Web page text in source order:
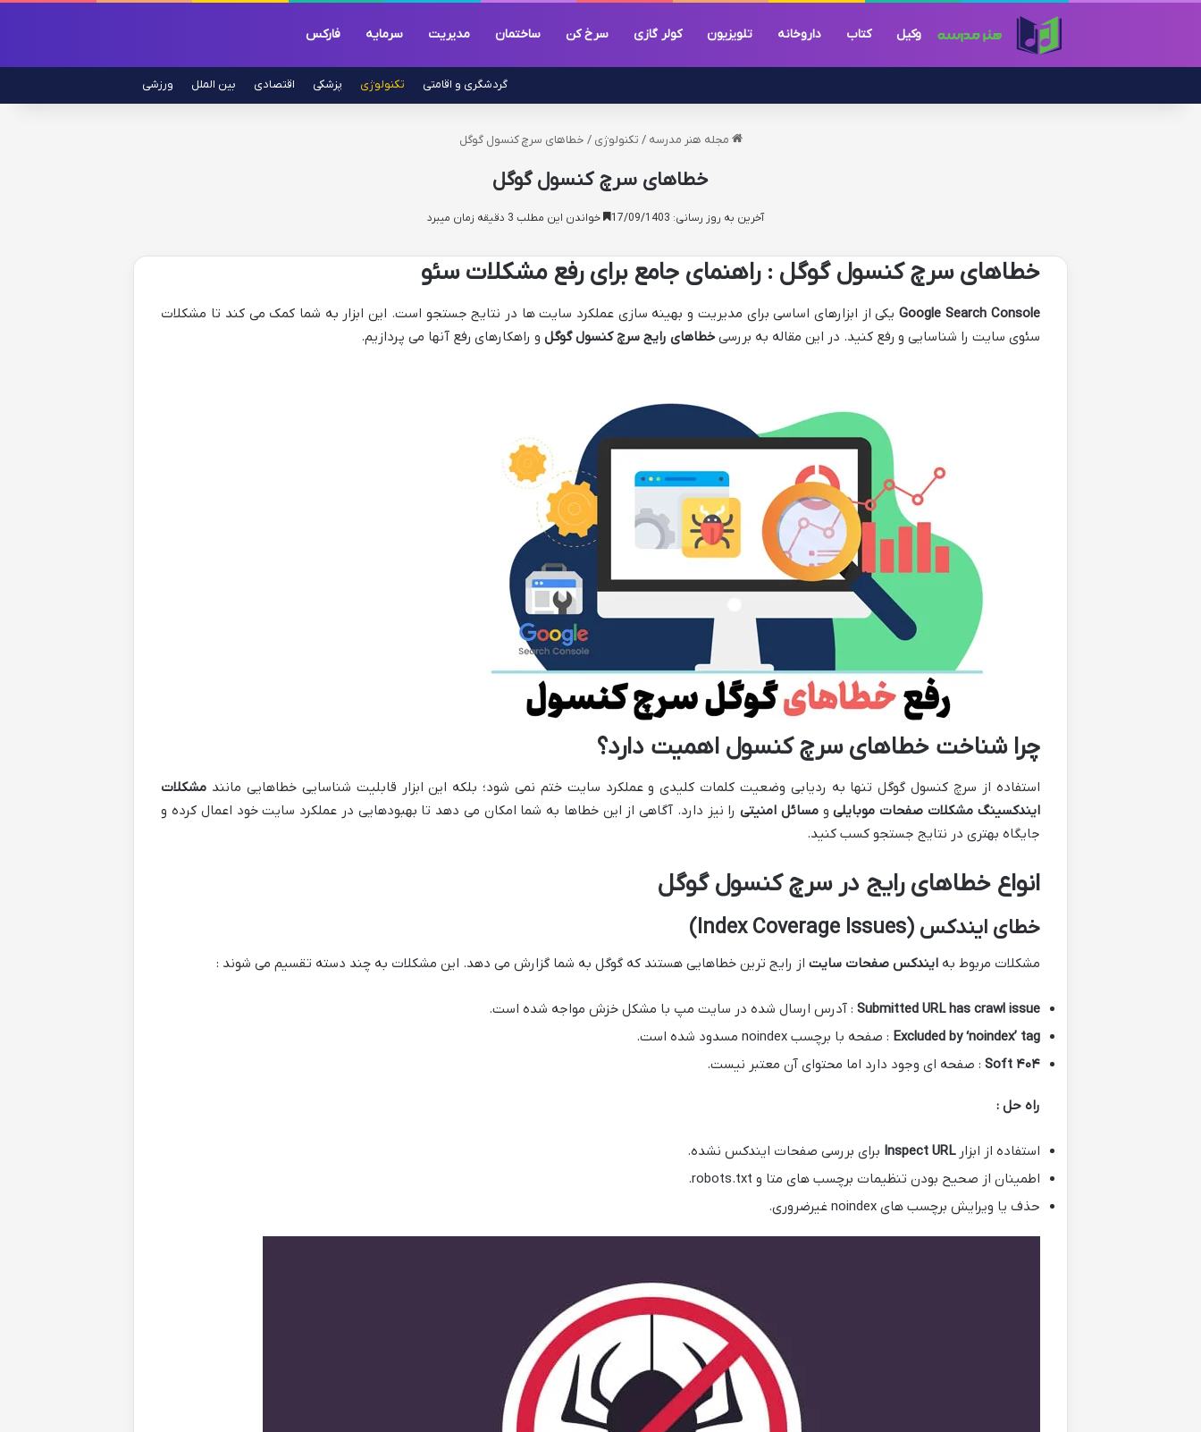
وکیل کتاب داروخانه تلویزیون کولر گازی سرخ کن ساختمان مدیریت سرمایه فارکس
گردشگری و اقامتی تکنولوژی پزشکی اقتصادی بین الملل ورزشی
مجله هنر مدرسه / تکنولوژی / خطاهای سرچ کنسول گوگل
خطاهای سرچ کنسول گوگل
آخرین به روز رسانی: 17/09/1403 خواندن این مطلب 3 دقیقه زمان میبرد
خطاهای سرچ کنسول گوگل : راهنمای جامع برای رفع مشکلات سئو
Google Search Consoleیکی از ابزارهای اساسی برای مدیریت و بهینه سازی عملکرد سایت ها در نتایج جستجو است. این ابزار به شما کمک می کند تا مشکلات
سئوی سایت را شناسایی و رفع کنید. در این مقاله به بررسیخطاهای رایج سرچ کنسول گوگل و راهکارهای رفع آنها می پردازیم.
چرا شناخت خطاهای سرچ کنسول اهمیت دارد؟
استفاده از سرچ کنسول گوگل تنها به ردیابی وضعیت کلمات کلیدی و عملکرد سایت ختم نمی شود؛ بلکه این ابزار قابلیت شناسایی خطاهایی مانند مشکلات
ایندکسینگ مشکلات صفحات موبایلیومسائل امنیتیرا نیز دارد. آگاهی از این خطاها به شما امکان می دهد تا بهبودهایی در عملکرد سایت خود اعمال کرده و
جایگاه بهتری در نتایج جستجو کسب کنید.
انواع خطاهای رایج در سرچ کنسول گوگل
خطای ایندکس (Index Coverage Issues)
مشکلات مربوط بهایندکس صفحات سایت از رایج ترین خطاهایی هستند که گوگل به شما گزارش می دهد. این مشکلات به چند دسته تقسیم می شوند :
Submitted URL has crawl issue : آدرس ارسال شده در سایت مپ با مشکل خزش مواجه شده است.
Excluded by ‘noindex’ tag : صفحه با برچسب noindex مسدود شده است.
Soft ۴۰۴ : صفحه ای وجود دارد اما محتوای آن معتبر نیست.
راه حل :
استفاده از ابزارInspect URL برای بررسی صفحات ایندکس نشده.
اطمینان از صحیح بودن تنظیمات برچسب های متا و robots.txt.
حذف یا ویرایش برچسب های noindex غیرضروری.